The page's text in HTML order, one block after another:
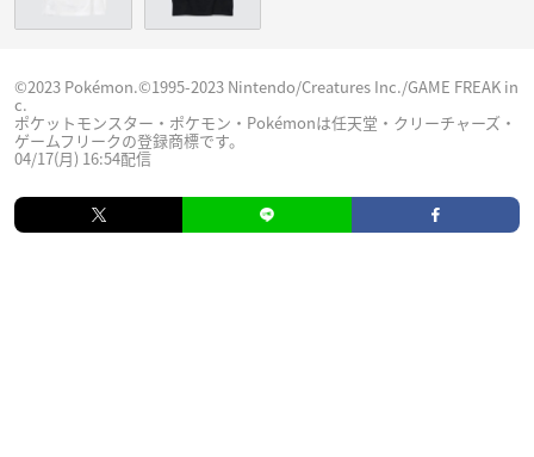
©2023 Pokémon.©1995-2023 Nintendo/Creatures Inc./GAME FREAK in
c.
ポケットモンスター・ポケモン・Pokémonは任天堂・クリーチャーズ・
ゲームフリークの登録商標です。
04/17(月) 16:54配信